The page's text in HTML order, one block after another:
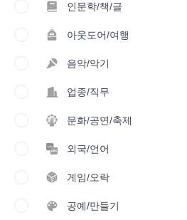
인문학/책/글
아웃도어/여행
음악/악기
업종/직무
문화/공연/축제
외국/언어
게임/오락
공예/만들기